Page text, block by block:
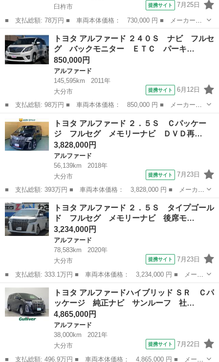
臼杵市
提携サイト 7月25日
■ 支払総額: 78万円 ■ 車両本体価格： 730,000 円 ■ メーカー
名： トヨタ ■ 車種名： アルファード ■ グレード名： ２４０
Ｘ スマートキー プッシュスタート ＥＴＣ 左側電動スライドド
ア ナビ フルセ...
大分 臼杵市 アルファード
トヨタ アルファード ２４０Ｓ ナビ フルセ
グ バックモニター ＥＴＣ パーキ…
850,000円
アルファード
145,595km
2011年
大分市
提携サイト 6月12日
■ 支払総額: 98万円 ■ 車両本体価格： 850,000 円 ■ メーカー
名： トヨタ ■ 車種名： アルファード ■ グレード名： ２４０
Ｓ ナビ フルセグ バックモニター ＥＴＣ パーキングサポー
ト 両側電動スライ...
大分 大分市 アルファード
トヨタ アルファード ２．５Ｓ Ｃパッケー
ジ フルセグ メモリーナビ ＤＶＤ再…
3,828,000円
アルファード
56,139km
2018年
大分市
提携サイト 7月23日
■ 支払総額: 393万円 ■ 車両本体価格： 3,828,000 円 ■ メーカー
名： トヨタ ■ 車種名： アルファード ■ グレード名： ２．５
Ｓ Ｃパッケージ フルセグ メモリーナビ ＤＶＤ再生 ミュージ
ックプレイ...
大分 大分市 アルファード
トヨタ アルファード ２．５Ｓ タイプゴール
ド フルセグ メモリーナビ 後席モ…
3,234,000円
アルファード
78,583km
2020年
大分市
提携サイト 7月23日
■ 支払総額: 333.1万円 ■ 車両本体価格： 3,234,000 円 ■ メーカ
ー名： トヨタ ■ 車種名： アルファード ■ グレード名： ２．
５Ｓ タイプゴールド フルセグ メモリーナビ 後席モニター バ
ックカメ...
大分 大分市 アルファード
トヨタ アルファードハイブリッド ＳＲ Ｃパ
ッケージ 純正ナビ サンルーフ 社…
4,865,000円
アルファード
38,000km
2021年
大分市
提携サイト 7月22日
■ 支払総額: 496.9万円 ■ 車両本体価格： 4,865,000 円 ■ メーカ